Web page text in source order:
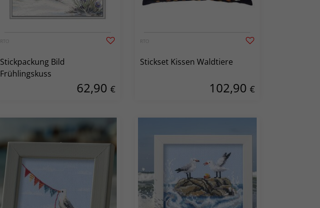
RTO
Stickpackung Bild
Frühlingskuss
62,90 €
RTO
Stickset Kissen Waldtiere
102,90 €